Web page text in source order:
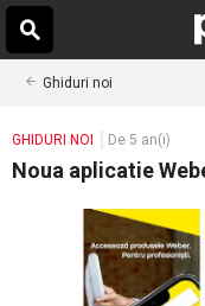
Ghiduri noi
GHIDURI NOI De 5 an(i)
Noua aplicatie